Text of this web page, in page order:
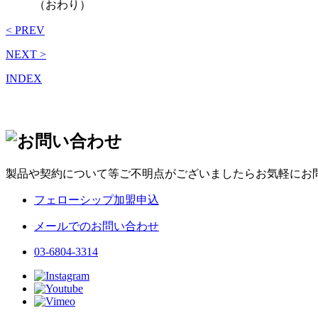
（おわり）
< PREV
NEXT >
INDEX
製品や契約について等ご不明点がございましたらお気軽にお
フェローシップ加盟申込
メールでのお問い合わせ
03-6804-3314